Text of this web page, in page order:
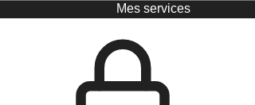
Mes services